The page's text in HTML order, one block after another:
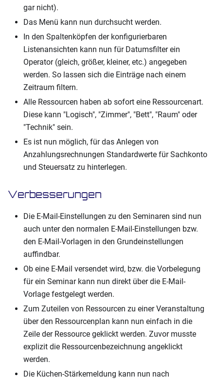
gar nicht).
Das Menü kann nun durchsucht werden.
In den Spaltenköpfen der konfigurierbaren
Listenansichten kann nun für Datumsfilter ein
Operator (gleich, größer, kleiner, etc.) angegeben
werden. So lassen sich die Einträge nach einem
Zeitraum filtern.
Alle Ressourcen haben ab sofort eine Ressourcenart.
Diese kann "Logisch", "Zimmer", "Bett", "Raum" oder
"Technik" sein.
Es ist nun möglich, für das Anlegen von
Anzahlungsrechnungen Standardwerte für Sachkonto
und Steuersatz zu hinterlegen.
Verbesserungen
Die E-Mail-Einstellungen zu den Seminaren sind nun
auch unter den normalen E-Mail-Einstellungen bzw.
den E-Mail-Vorlagen in den Grundeinstellungen
auffindbar.
Ob eine E-Mail versendet wird, bzw. die Vorbelegung
für ein Seminar kann nun direkt über die E-Mail-
Vorlage festgelegt werden.
Zum Zuteilen von Ressourcen zu einer Veranstaltung
über den Ressourcenplan kann nun einfach in die
Zeile der Ressource geklickt werden. Zuvor musste
explizit die Ressourcenbezeichnung angeklickt
werden.
Die Küchen-Stärkemeldung kann nun nach